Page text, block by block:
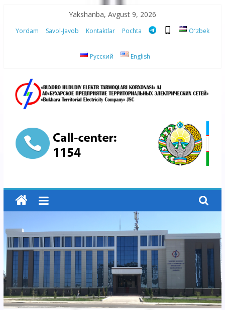
content
Yakshanba, Avgust 9, 2026
Yordam Savol-Javob Kontaktlar Pochta Oʻzbek
Русский English
“Buxoro
hududiy
elektr
tarmoqlari
korxonasi”
AJ
“Buxoro
hududiy